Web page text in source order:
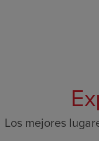
Los mejores